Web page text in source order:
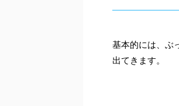
基本的には、ぶ
出てきます。